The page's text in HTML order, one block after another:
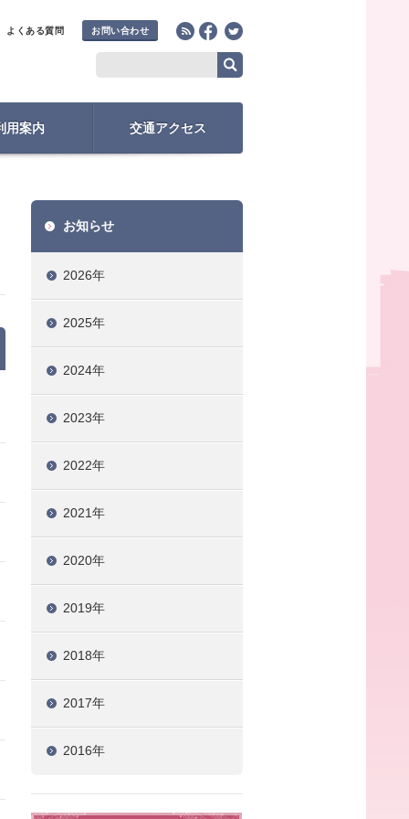
よくある質問 お問い合わせ
用案内 交通アクセス
お知らせ
2026年
2025年
2024年
2023年
2022年
2021年
2020年
2019年
2018年
2017年
2016年